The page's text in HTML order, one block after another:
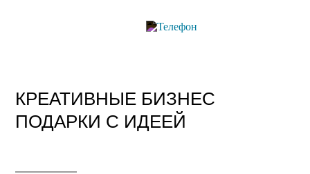
КРЕАТИВНЫЕ БИЗНЕС
ПОДАРКИ С ИДЕЕЙ